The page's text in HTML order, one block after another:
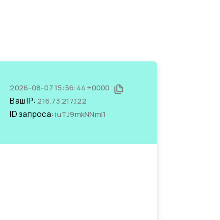
2026-08-07 15:56:44 +0000
Ваш IP:216.73.217.122
ID запроса:iuTJ9mkNNmI1